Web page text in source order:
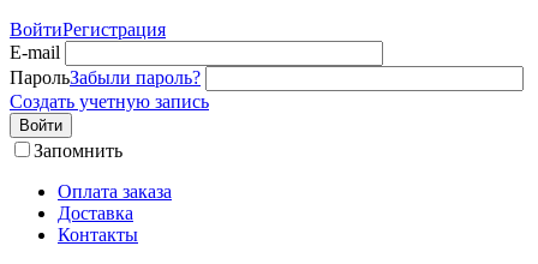
ВойтиРегистрация
E-mail
ПарольЗабыли пароль?
Создать учетную запись
Войти
Запомнить
Оплата заказа
Доставка
Контакты